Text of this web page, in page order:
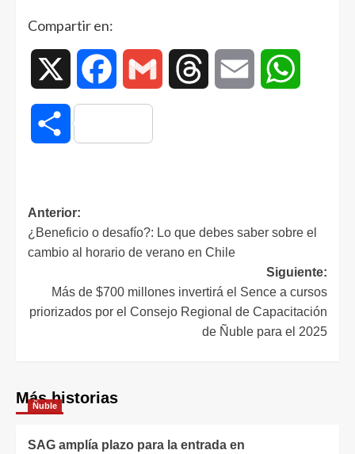
Compartir en:
Facebook Gmail Threads Email
Compartir
Anterior:
¿Beneficio o desafío?: Lo que debes saber sobre el
cambio al horario de verano en Chile
Siguiente:
Más de $700 millones invertirá el Sence a cursos
priorizados por el Consejo Regional de Capacitación
de Ñuble para el 2025
Más historias
Ñuble
SAG amplía plazo para la entrada en